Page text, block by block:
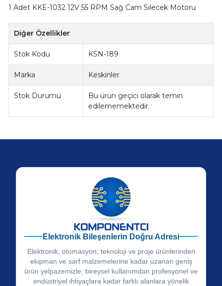
1 Adet KKE-1032 12V 55 RPM Sağ Cam Silecek Motoru
Diğer Özellikler
Stok Kodu KSN-189
Marka Keskinler
Stok Durumu
Bu ürün geçici olarak temin
edilememektedir.
Elektronik Bileşenlerin Doğru Adresi
Elektronik, otomasyon, teknoloji ve proje ürünlerinden
ekipman ve sarf malzemelerine kadar uzanan geniş
ürün yelpazemizle; bireysel kullanımdan profesyonel ve
endüstriyel ihtiyaçlara kadar farklı alanlara yönelik